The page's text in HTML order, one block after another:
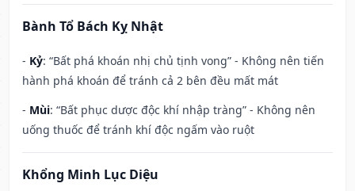
Bành Tổ Bách Kỵ Nhật
- Kỷ: “Bất phá khoán nhị chủ tịnh vong” - Không nên tiến
hành phá khoán để tránh cả 2 bên đều mất mát
- Mùi: “Bất phục dược độc khí nhập tràng” - Không nên
uống thuốc để tránh khí độc ngấm vào ruột
Khổng Minh Lục Diệu